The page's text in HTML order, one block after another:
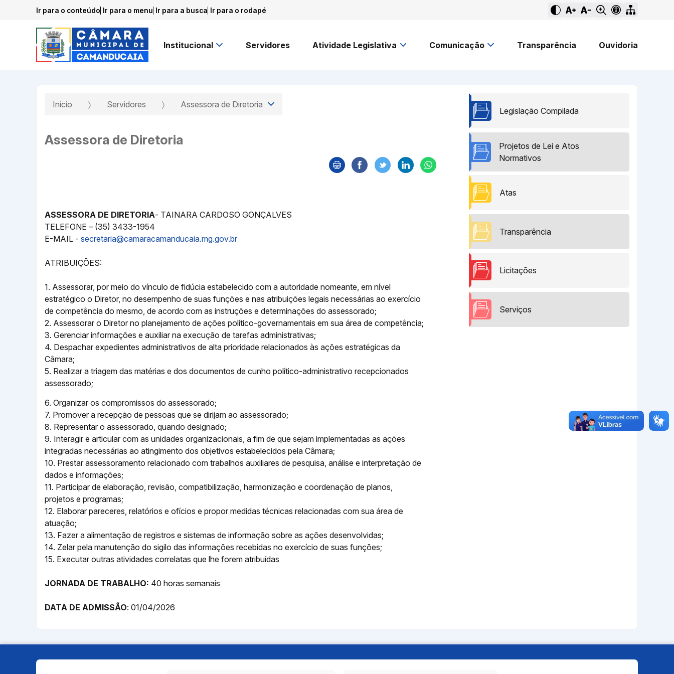
Ir para o conteúdo Ir para o menu Ir para a busca Ir para o rodapé
Institucional Servidores Atividade Legislativa Comunicação Transparência Ouvidoria
Início Servidores Assessora de Diretoria
Assessora de Diretoria
ASSESSORA DE DIRETORIA- TAINARA CARDOSO GONÇALVES
TELEFONE – (35) 3433-1954
E-MAIL - secretaria@camaracamanducaia.mg.gov.br
ATRIBUIÇÕES:
1. Assessorar, por meio do vínculo de fidúcia estabelecido com a autoridade nomeante, em nível
estratégico o Diretor, no desempenho de suas funções e nas atribuições legais necessárias ao exercício
de competência do mesmo, de acordo com as instruções e determinações do assessorado;
2. Assessorar o Diretor no planejamento de ações político-governamentais em sua área de competência;
3. Gerenciar informações e auxiliar na execução de tarefas administrativas;
4. Despachar expedientes administrativos de alta prioridade relacionados às ações estratégicas da
Câmara;
5. Realizar a triagem das matérias e dos documentos de cunho político-administrativo recepcionados
assessorado;
6. Organizar os compromissos do assessorado;
7. Promover a recepção de pessoas que se dirijam ao assessorado;
8. Representar o assessorado, quando designado;
9. Interagir e articular com as unidades organizacionais, a fim de que sejam implementadas as ações
integradas necessárias ao atingimento dos objetivos estabelecidos pela Câmara;
10. Prestar assessoramento relacionado com trabalhos auxiliares de pesquisa, análise e interpretação de
dados e informações;
11. Participar de elaboração, revisão, compatibilização, harmonização e coordenação de planos,
projetos e programas;
12. Elaborar pareceres, relatórios e ofícios e propor medidas técnicas relacionadas com sua área de
atuação;
13. Fazer a alimentação de registros e sistemas de informação sobre as ações desenvolvidas;
14. Zelar pela manutenção do sigilo das informações recebidas no exercício de suas funções;
15. Executar outras atividades correlatas que lhe forem atribuídas
JORNADA DE TRABALHO: 40 horas semanais
DATA DE ADMISSÃO: 01/04/2026
Legislação Compilada
Projetos de Lei e Atos
Normativos
Atas
Transparência
Licitações
Serviços